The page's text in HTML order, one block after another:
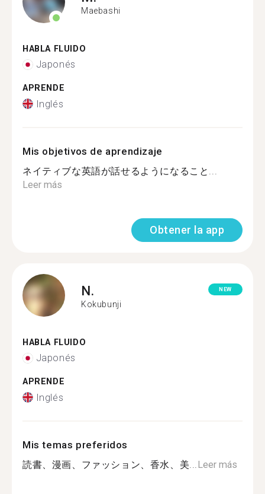
Maebashi
HABLA FLUIDO
Japonés
APRENDE
Inglés
Mis objetivos de aprendizaje
ネイティブな英語が話せるようになること...
Leer más
Obtener la app
N.
Kokubunji
NEW
HABLA FLUIDO
Japonés
APRENDE
Inglés
Mis temas preferidos
読書、漫画、ファッション、香水、美... Leer más